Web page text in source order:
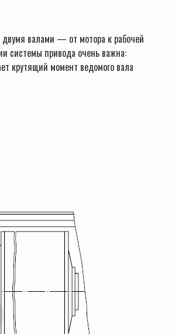
валами — от мотора к рабочей
системы привода очень важна:
крутящий момент ведомого вала